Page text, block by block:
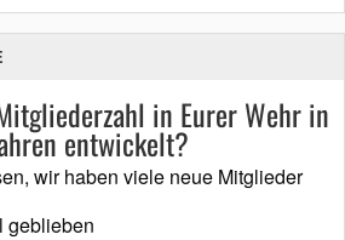
in Eurer Wehr in
entwickelt?
wir haben viele neue Mitglieder
geblieben